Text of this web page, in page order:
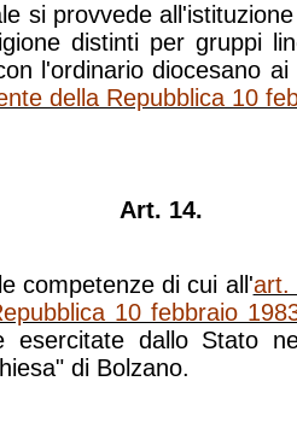
si provvede
distinti per gruppi
l'ordinario diocesano ai
della Repubblica 10
Art. 14.
competenze di cui all'art.
10 febbraio
esercitate dallo Stato
di Bolzano.